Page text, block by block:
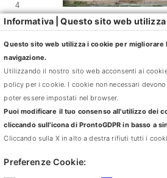
4
40123
Bologna
Italy
+39 339 1607676
carlottapesce@libero.it
+39 339 1607676
DEVELOPED BY
Informativa | Questo sito web utilizza
Questo sito web utilizza i cookie per migliorare
navigazione.
Utilizzando il nostro sito web acconsenti ai
policy per i cookie. I cookie non necessari
poter essere impostati nel browser.
Puoi modificare il tuo consenso all'utilizzo dei
cliccando sull'icona di ProntoGDPR in basso a
Cliccando sulla X in alto a destra rifiuti tutti i
Preferenze Cookie: